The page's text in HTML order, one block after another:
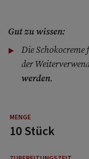
Gut zu wissen:
Die
der
werden.
10 Stück